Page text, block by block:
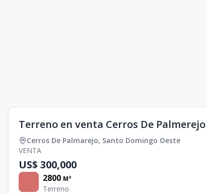
Terreno en venta Cerros De
Cerros De Palmarejo, Santo Domingo Oeste
VENTA
US$ 300,000
2800 M²
Terreno